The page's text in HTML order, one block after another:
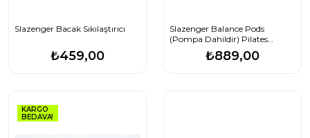
Slazenger Bacak Sıkılaştırıcı
₺459,00
Slazenger Balance Pods
(Pompa Dahildir) Pilates
Aksesuarları STD
₺889,00
KARGO
BEDAVA!